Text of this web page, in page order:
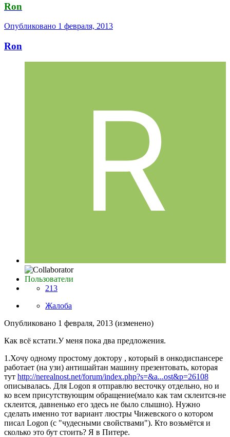
Ron
Опубликовано 1 февраля, 2013
Ron
Пользователи
213
Жалоба
Опубликовано 1 февраля, 2013 (изменено)
Как всё кстати.У меня пока два предложения.
1.Хочу одному простому доктору , который в онкодиспансере
работает (на узи) антишайтан машину презентовать, которая
тут http://nerealnost.net/forum/index.php?s=&a...ost&p=26108
описывалась. Для Logon я отправлю весточку отдельно, но и
ко всем присутствующим обращение(мало как там склеится-не
склеится, давненько его здесь не было слышно). Нужно
сделать именно тот вариант люстры Чижевского о котором
писал Logon (c "чудесными свойствами"). Кто возьмётся и
сколько это бут стоить? Я в Питере.